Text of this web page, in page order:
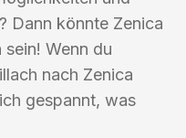
Dann könnte Zenica
Wenn du
nach Zenica
gespannt, was